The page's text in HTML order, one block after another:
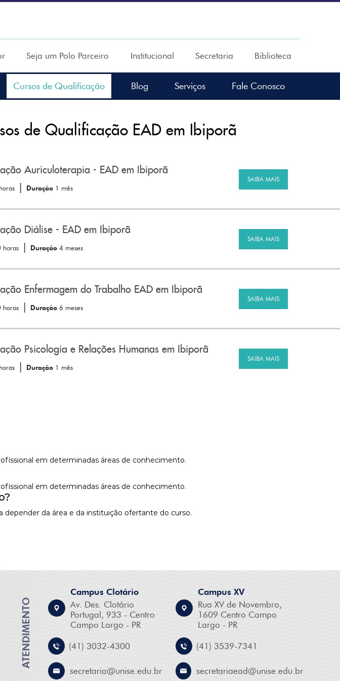
Seja um Polo Parceiro Institucional Secretaria Biblioteca
Cursos de Qualificação Blog Serviços Fale Conosco
de Qualificação EAD em Ibiporã
Auriculoterapia - EAD em Ibiporã
| Duração 1 mês
SAIBA MAIS
Diálise - EAD em Ibiporã
horas | Duração4 meses
SAIBA MAIS
Enfermagem do Trabalho EAD em Ibiporã
horas | Duração6 meses
SAIBA MAIS
Psicologia e Relações Humanas em Ibiporã
| Duração 1 mês
SAIBA MAIS
em determinadas áreas de conhecimento.
em determinadas áreas de conhecimento.
da área e da instituição ofertante do curso.
ATENDIMENTO
Campus Clotário
Av. Des. Clotário
Portugal, 933 - Centro
Campo Largo - PR
(41) 3032-4300
secretaria@unise.edu.br
Campus XV
Rua XV de Novembro,
1609 Centro Campo
Largo - PR
(41) 3539-7341
secretariaead@unise.edu.br